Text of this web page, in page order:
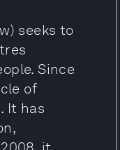
seeks to
Since
of
It has